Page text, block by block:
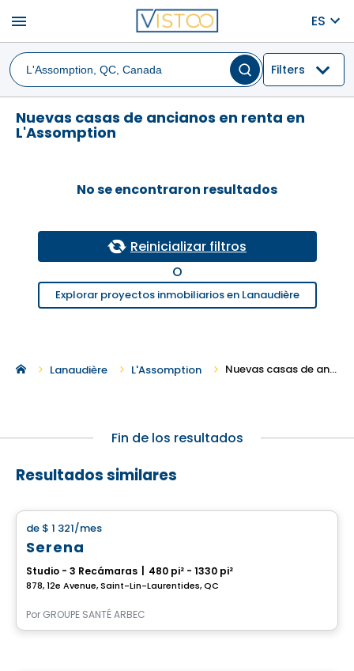
menu ES
Filters
Nuevas casas de ancianos en renta en
L'Assomption
No se encontraron resultados
Reinicializar filtros
O
Explorar proyectos inmobiliarios en Lanaudière
Lanaudière L'Assomption Nuevas casas de ancianos en renta en L'Assomption
Fin de los resultados
Resultados similares
de $ 1 321/mes
Serena
Studio - 3 Recámaras 480 pi² - 1330 pi²
878, 12e Avenue, Saint-Lin-Laurentides, QC
Por GROUPE SANTÉ ARBEC